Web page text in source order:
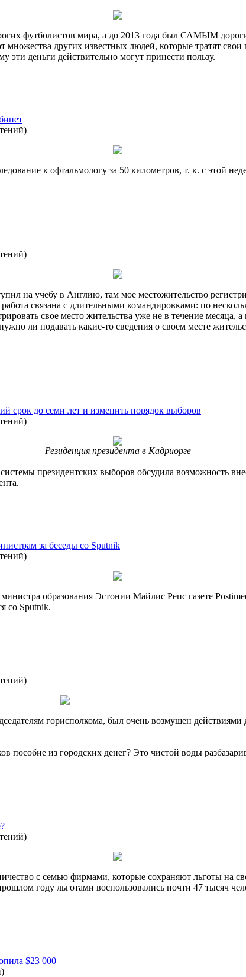
футболистов мира, а до 2013 года был САМЫМ
других известных людей, которые тратят
эти деньги действительно могут принести пользу.
)
к офтальмологу за 50 километров, т. к. с этой
)
на учебу в Англию, там мое местожительство
связана с длительными командировками: по
свое место жительства уже не в течение месяца,
ли подавать какие-то сведения о своем месте
срок до семи лет и изменить порядок выборов
)
Резиденция президента в Кадриорге
президентских выборов обсудила возможность
за беседы со Sputnik
)
образования Эстонии Майлис Репс газете
со Sputnik.
)
горисполкома, был очень возмущен действиями
пособие из городских денег? Это чистой воды
)
с семью фирмами, которые сохраняют льготы на
году льготами воспользовались почти 47 тысяч
$23 000
)